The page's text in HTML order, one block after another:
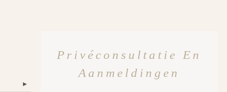
▾
Privéconsultatie En
Aanmeldingen